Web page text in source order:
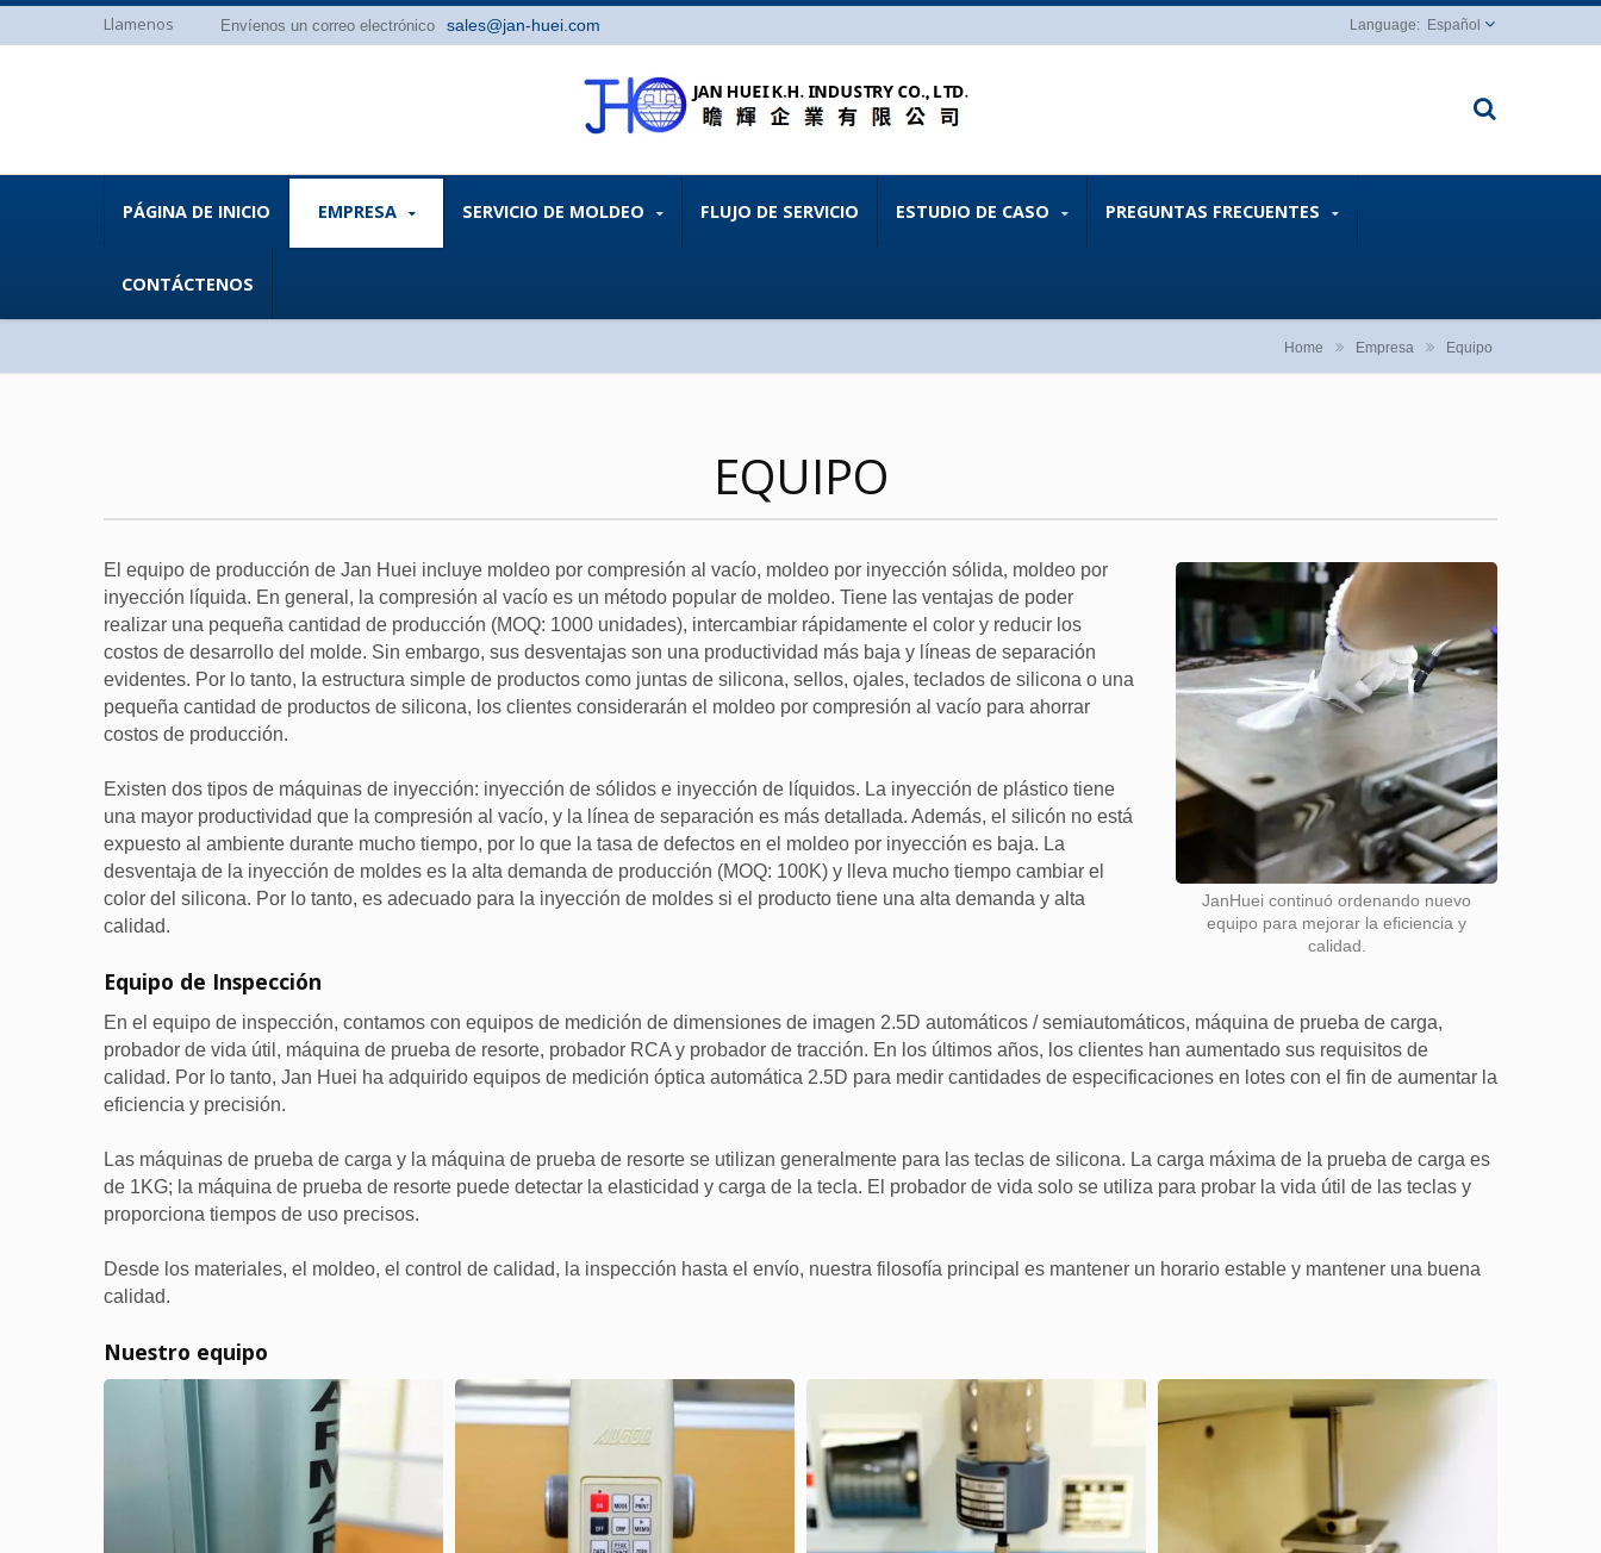
Llamenos Envíenos un correo electrónico sales@jan-huei.com Español
PÁGINA DE INICIO EMPRESA SERVICIO DE MOLDEO FLUJO DE SERVICIO ESTUDIO DE CASO PREGUNTAS FRECUENTES
CONTÁCTENOS
Home Empresa Equipo
EQUIPO
JanHuei continuó ordenando nuevo
equipo para mejorar la eficiencia y
calidad.
El equipo de producción de Jan Huei incluye moldeo por compresión al vacío, moldeo por inyección sólida, moldeo por
inyección líquida. En general, la compresión al vacío es un método popular de moldeo. Tiene las ventajas de poder
realizar una pequeña cantidad de producción (MOQ: 1000 unidades), intercambiar rápidamente el color y reducir los
costos de desarrollo del molde. Sin embargo, sus desventajas son una productividad más baja y líneas de separación
evidentes. Por lo tanto, la estructura simple de productos como juntas de silicona, sellos, ojales, teclados de silicona o una
pequeña cantidad de productos de silicona, los clientes considerarán el moldeo por compresión al vacío para ahorrar
costos de producción.
Existen dos tipos de máquinas de inyección: inyección de sólidos e inyección de líquidos. La inyección de plástico tiene
una mayor productividad que la compresión al vacío, y la línea de separación es más detallada. Además, el silicón no está
expuesto al ambiente durante mucho tiempo, por lo que la tasa de defectos en el moldeo por inyección es baja. La
desventaja de la inyección de moldes es la alta demanda de producción (MOQ: 100K) y lleva mucho tiempo cambiar el
color del silicona. Por lo tanto, es adecuado para la inyección de moldes si el producto tiene una alta demanda y alta
calidad.
Equipo de Inspección
En el equipo de inspección, contamos con equipos de medición de dimensiones de imagen 2.5D automáticos / semiautomáticos, máquina de prueba de carga,
probador de vida útil, máquina de prueba de resorte, probador RCA y probador de tracción. En los últimos años, los clientes han aumentado sus requisitos de
calidad. Por lo tanto, Jan Huei ha adquirido equipos de medición óptica automática 2.5D para medir cantidades de especificaciones en lotes con el fin de aumentar la
eficiencia y precisión.
Las máquinas de prueba de carga y la máquina de prueba de resorte se utilizan generalmente para las teclas de silicona. La carga máxima de la prueba de carga es
de 1KG; la máquina de prueba de resorte puede detectar la elasticidad y carga de la tecla. El probador de vida solo se utiliza para probar la vida útil de las teclas y
proporciona tiempos de uso precisos.
Desde los materiales, el moldeo, el control de calidad, la inspección hasta el envío, nuestra filosofía principal es mantener un horario estable y mantener una buena
calidad.
Nuestro equipo